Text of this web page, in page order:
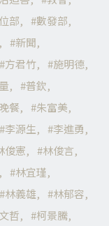
部
數發部
新聞
方君竹
施明德
普欽
餐
朱富美
李源生
李進勇
俊憲
林俊言
林宜瑾
林義雄
林郁容
哲
柯景騰